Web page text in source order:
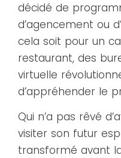
décidé de
d’agencement ou
cela soit pour un
restaurant, des
virtuelle
d’appréhender le
Qui n’a pas rêvé
visiter son futur
transformé avant